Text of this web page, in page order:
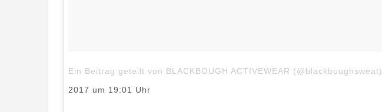
Ein Beitrag geteilt von BLACKBOUGH ACTIVEWEAR (@blackboughsweat)
2017 um 19:01 Uhr